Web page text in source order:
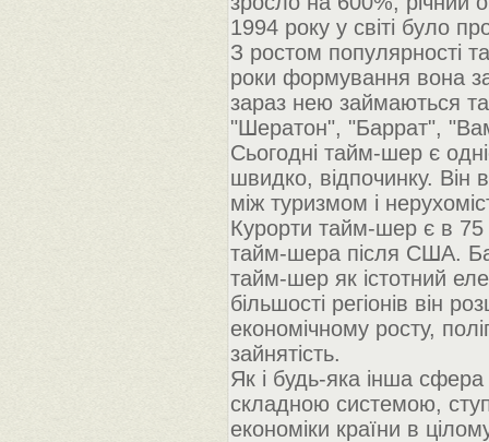
1994 року у світі було
З ростом популярності
роки формування вона
зараз нею займаються
"Шератон", "Баррат",
Сьогодні тайм-шер є
швидко, відпочинку. Він
між туризмом і
Курорти тайм-шер є в 75
тайм-шера після США.
тайм-шер як істотний
більшості регіонів він
економічному росту,
зайнятість.
Як і будь-яка інша сфера
складною системою,
економіки країни в